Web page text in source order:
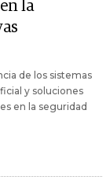
la
de los sistemas
y soluciones
en la seguridad